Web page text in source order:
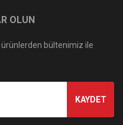
OLUN
ürünlerden bültenimiz ile
KAYDET